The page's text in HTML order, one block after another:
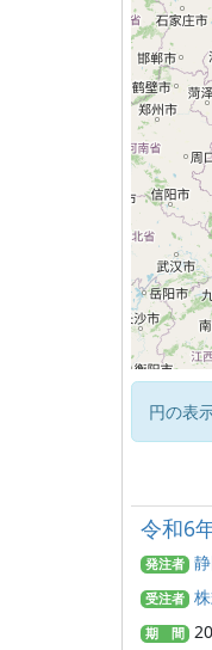
円の表
令和6
発注者
受注者
期 間